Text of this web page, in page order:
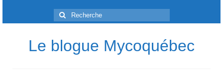
Rechercher
:
Le blogue Mycoquébec